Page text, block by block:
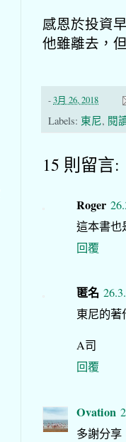
感恩於投資
他雖離去，
-3月 26, 2018
Labels: 東尼, 閱
15 則留言:
Roger
這本書也
回覆
匿名
東尼的著
A司
回覆
Ovation
多謝分享